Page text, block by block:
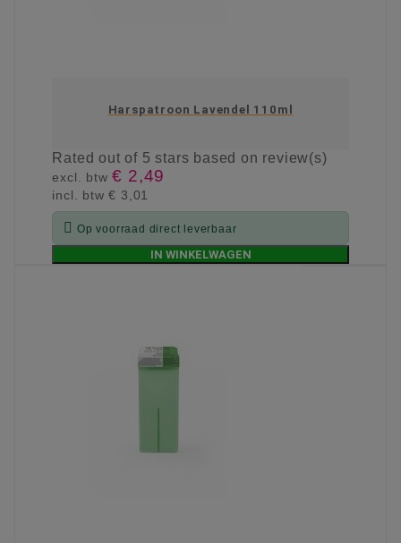
Harspatroon Lavendel 110ml
Ratedout of 5 stars based on review(s)
excl. btw€ 2,49
incl. btw€ 3,01
 Op voorraad direct leverbaar
IN WINKELWAGEN